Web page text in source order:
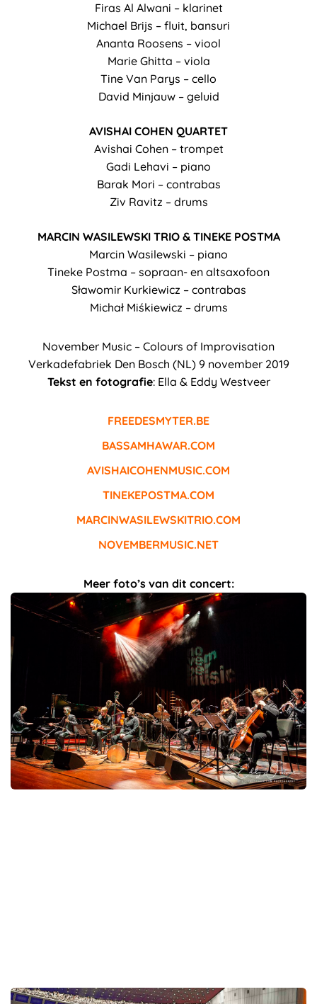
Firas Al Alwani – klarinet
Michael Brijs – fluit, bansuri
Ananta Roosens – viool
Marie Ghitta – viola
Tine Van Parys – cello
David Minjauw – geluid
AVISHAI COHEN QUARTET
Avishai Cohen – trompet
Gadi Lehavi – piano
Barak Mori – contrabas
Ziv Ravitz – drums
MARCIN WASILEWSKI TRIO & TINEKE POSTMA
Marcin Wasilewski – piano
Tineke Postma – sopraan- en altsaxofoon
Sławomir Kurkiewicz – contrabas
Michał Miśkiewicz – drums
November Music – Colours of Improvisation
Verkadefabriek Den Bosch (NL) 9 november 2019
Tekst en fotografie: Ella & Eddy Westveer
FREEDESMYTER.BE
BASSAMHAWAR.COM
AVISHAICOHENMUSIC.COM
TINEKEPOSTMA.COM
MARCINWASILEWSKITRIO.COM
NOVEMBERMUSIC.NET
Meer foto’s van dit concert: